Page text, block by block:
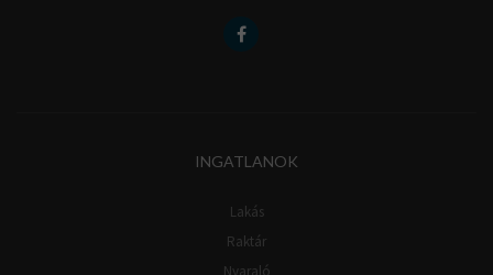
INGATLANOK
Lakás
Raktár
Nyaraló